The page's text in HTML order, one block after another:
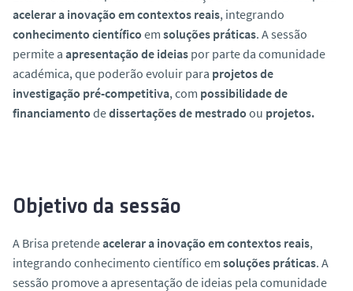
acelerar a inovação em contextos reais, integrando
conhecimento científico em soluções práticas. A sessão
permite a apresentação de ideias por parte da comunidade
académica, que poderão evoluir para projetos de
investigação pré-competitiva, com possibilidade de
financiamento dedissertações de mestrado ou projetos.
Objetivo da sessão
A Brisa pretendeacelerar a inovação em contextos reais,
integrando conhecimento científico em soluções práticas. A
sessão promove a apresentação de ideias pela comunidade